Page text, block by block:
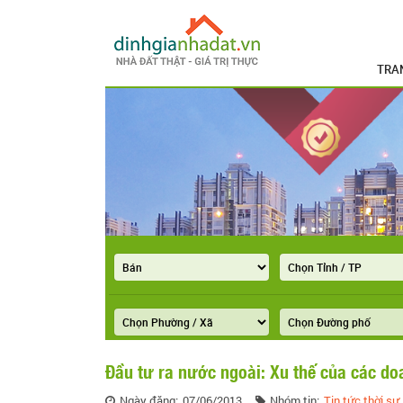
Đầu tư ra nước ngoài: Xu thế của các